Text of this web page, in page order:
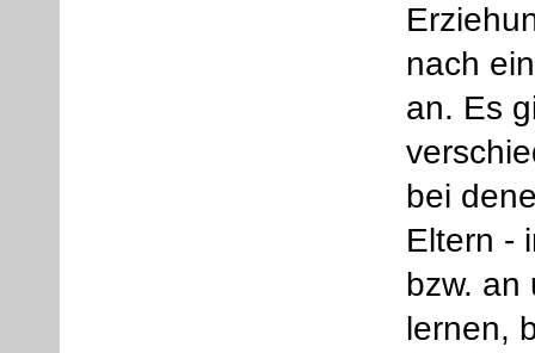
nach
an. Es
bei
Eltern -
bzw. an
lernen,